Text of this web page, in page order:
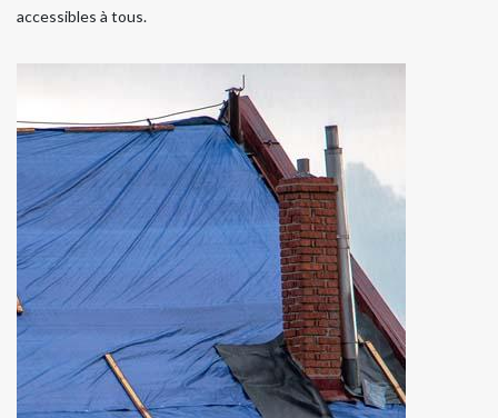
accessibles à tous.